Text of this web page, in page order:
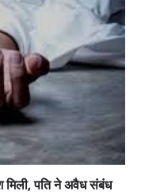
मिली, पति ने अवैध संबंध